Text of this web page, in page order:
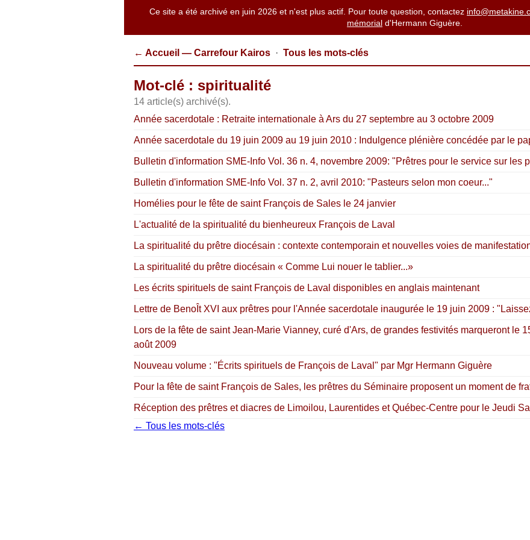
Ce site a été archivé en juin 2026 et n'est plus actif. Pour toute question, contactez
mémorial d'Hermann Giguère.
← Accueil — Carrefour Kairos · Tous les mots-clés
Mot-clé : spiritualité
14 article(s) archivé(s).
Année sacerdotale : Retraite internationale à Ars du 27 septembre au 3 octobre 2009
Année sacerdotale du 19 juin 2009 au 19 juin 2010 : Indulgence plénière concédée par le
Bulletin d'information SME-Info Vol. 36 n. 4, novembre 2009: "Prêtres pour le service sur les
Bulletin d'information SME-Info Vol. 37 n. 2, avril 2010: "Pasteurs selon mon coeur..."
Homélies pour le fête de saint François de Sales le 24 janvier
L'actualité de la spiritualité du bienheureux François de Laval
La spiritualité du prêtre diocésain : contexte contemporain et nouvelles voies de
La spiritualité du prêtre diocésain « Comme Lui nouer le tablier...»
Les écrits spirituels de saint François de Laval disponibles en anglais maintenant
Lettre de BenoÎt XVI aux prêtres pour l'Année sacerdotale inaugurée le 19 juin 2009 :
Lors de la fête de saint Jean-Marie Vianney, curé d'Ars, de grandes festivités marqueront le
août 2009
Nouveau volume : "Écrits spirituels de François de Laval" par Mgr Hermann Giguère
Pour la fête de saint François de Sales, les prêtres du Séminaire proposent un moment de
Réception des prêtres et diacres de Limoilou, Laurentides et Québec-Centre pour le Jeudi
← Tous les mots-clés